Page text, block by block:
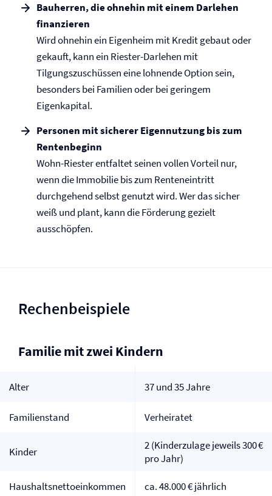
Bauherren, die ohnehin mit einem Darlehen
finanzieren
Wird ohnehin ein Eigenheim mit Kredit gebaut oder
gekauft, kann ein Riester-Darlehen mit
Tilgungszuschüssen eine lohnende Option sein,
besonders bei Familien oder bei geringem
Eigenkapital.
Personen mit sicherer Eigennutzung bis zum
Rentenbeginn
Wohn-Riester entfaltet seinen vollen Vorteil nur,
wenn die Immobilie bis zum Renteneintritt
durchgehend selbst genutzt wird. Wer das sicher
weiß und plant, kann die Förderung gezielt
ausschöpfen.
Rechenbeispiele
Familie mit zwei Kindern
Alter 37 und 35 Jahre
Familienstand Verheiratet
Kinder
2 (Kinderzulage jeweils 300 €
pro Jahr)
Haushaltsnettoeinkommen ca. 48.000 € jährlich